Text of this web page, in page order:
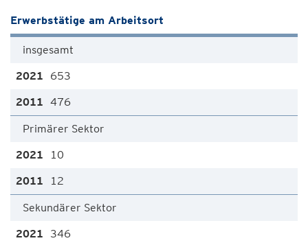
Erwerbstätige am Arbeitsort
insgesamt
653
476
Primärer Sektor
10
12
Sekundärer Sektor
346